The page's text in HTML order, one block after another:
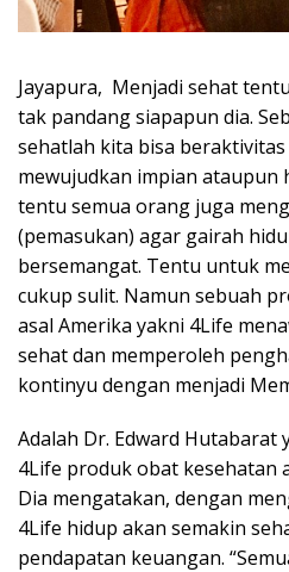
Jayapura, Menjadi sehat
tak pandang siapapun dia.
sehatlah kita bisa
mewujudkan impian ataupun
tentu semua orang juga
(pemasukan) agar gairah
bersemangat. Tentu untuk
cukup sulit. Namun sebuah
asal Amerika yakni 4Life
sehat dan memperoleh
kontinyu dengan menjadi
Adalah Dr. Edward Hutabarat
4Life produk obat kesehatan
Dia mengatakan, dengan
4Life hidup akan semakin
pendapatan keuangan.